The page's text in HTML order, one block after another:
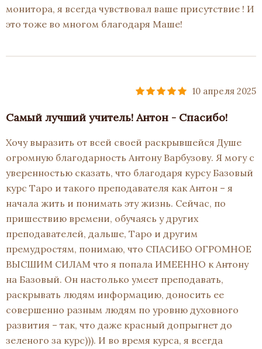
монитора, я всегда чувствовал ваше присутствие ! И
это тоже во многом благодаря Маше!
10 апреля 2025
Самый лучший учитель! Антон - Спасибо!
Хочу выразить от всей своей раскрывшейся Душе
огромную благодарность Антону Варбузову. Я могу с
уверенностью сказать, что благодаря курсу Базовый
курс Таро и такого преподавателя как Антон – я
начала жить и понимать эту жизнь. Сейчас, по
пришествию времени, обучаясь у других
преподавателей, дальше, Таро и другим
премудростям, понимаю, что СПАСИБО ОГРОМНОЕ
ВЫСШИМ СИЛАМ что я попала ИМЕЕННО к Антону
на Базовый. Он настолько умеет преподавать,
раскрывать людям информацию, доносить ее
совершенно разным людям по уровню духовного
развития – так, что даже красный допрыгнет до
зеленого за курс))). И во время курса, я всегда